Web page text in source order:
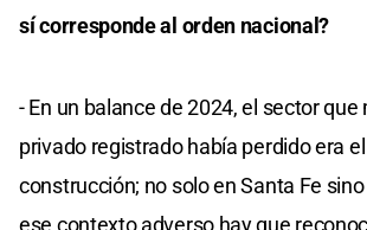
sí corresponde al orden nacional?
- En un balance de 2024, el sector
privado registrado había perdido era
construcción; no solo en Santa Fe sino
ese contexto adverso hay que